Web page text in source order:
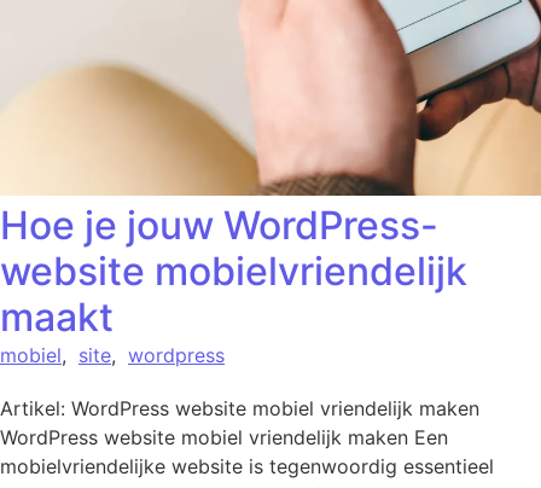
Hoe je jouw WordPress-
website mobielvriendelijk
maakt
mobiel, site, wordpress
Artikel: WordPress website mobiel vriendelijk maken
WordPress website mobiel vriendelijk maken Een
mobielvriendelijke website is tegenwoordig essentieel